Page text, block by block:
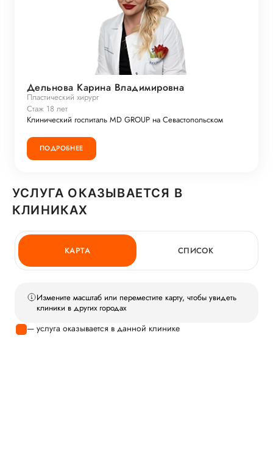
Дельнова Карина Владимировна
Пластический хирург
Стаж 18 лет
Клинический госпиталь MD GROUP на Севастопольском
ПОДРОБНЕЕ
УСЛУГА ОКАЗЫВАЕТСЯ В
КЛИНИКАХ
КАРТА СПИСОК
Измените масштаб или переместите карту, чтобы увидеть
клиники в других городах
— услуга оказывается в данной клинике